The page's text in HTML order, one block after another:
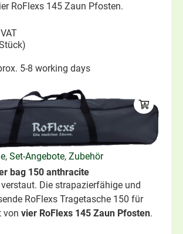
RoFlexs 145 Zaun Pfosten.
5-8 working days
, Set-Angebote, Zubehör
bag 150 anthracite
Die strapazierfähige und
RoFlexs Tragetasche 150 für
von vier RoFlexs 145 Zaun Pfosten.